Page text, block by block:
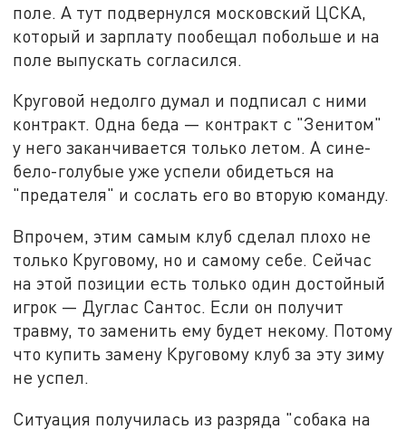
поле. А тут подвернулся московский ЦСКА,
который и зарплату пообещал побольше и на
поле выпускать согласился.
Круговой недолго думал и подписал с ними
контракт. Одна беда — контракт с "Зенитом"
у него заканчивается только летом. А сине-
бело-голубые уже успели обидеться на
"предателя" и сослать его во вторую команду.
Впрочем, этим самым клуб сделал плохо не
только Круговому, но и самому себе. Сейчас
на этой позиции есть только один достойный
игрок — Дуглас Сантос. Если он получит
травму, то заменить ему будет некому. Потому
что купить замену Круговому клуб за эту зиму
не успел.
Ситуация получилась из разряда "собака на